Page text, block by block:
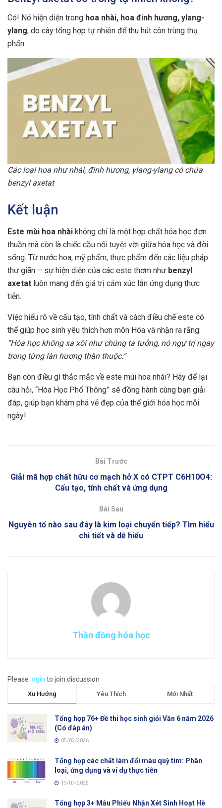
Có! Nó hiện diện trong hoa nhài, hoa đinh hương, ylang-
ylang, do cây tổng hợp tự nhiên để thu hút côn trùng thụ
phấn.
Các loại hoa như nhài, đinh hương, ylang-ylang có chứa
benzyl axetat
Kết luận
Este mùi hoa nhài không chỉ là một hợp chất hóa học đơn
thuần mà còn là chiếc cầu nối tuyệt vời giữa hóa học và đời
sống. Từ nước hoa, mỹ phẩm, thực phẩm đến các liệu pháp
thư giãn – sự hiện diện của các este thơm như benzyl
axetat luôn mang đến giá trị cảm xúc lẫn ứng dụng thực
tiễn.
Việc hiểu rõ về cấu tạo, tính chất và cách điều chế este có
thể giúp học sinh yêu thích hơn môn Hóa và nhận ra rằng:
“Hóa học không xa xôi như chúng ta tưởng, nó ngự trị ngay
trong từng làn hương thân thuộc.”
Bạn còn điều gì thắc mắc về este mùi hoa nhài? Hãy để lại
câu hỏi, “Hóa Học Phổ Thông” sẽ đồng hành cùng bạn giải
đáp, giúp bạn khám phá vẻ đẹp của thế giới hóa học mỗi
ngày!
Bài Trước
Giải mã hợp chất hữu cơ mạch hở X có CTPT C6H10O4:
Cấu tạo, tính chất và ứng dụng
Bài Sau
Nguyên tố nào sau đây là kim loại chuyển tiếp? Tìm hiểu
chi tiết và dễ hiểu
Thần đồng hóa học
Please login to join discussion
Xu Hướng Yêu Thích Mới Nhất
Tổng hợp 76+ Đề thi học sinh giỏi Văn 6 năm 2026
(Có đáp án)
05/03/2026
Tổng hợp các chất làm đổi màu quỳ tím: Phân
loại, ứng dụng và ví dụ thực tiễn
19/07/2025
Tổng hợp 3+ Mẫu Phiếu Nhận Xét Sinh Hoạt Hè